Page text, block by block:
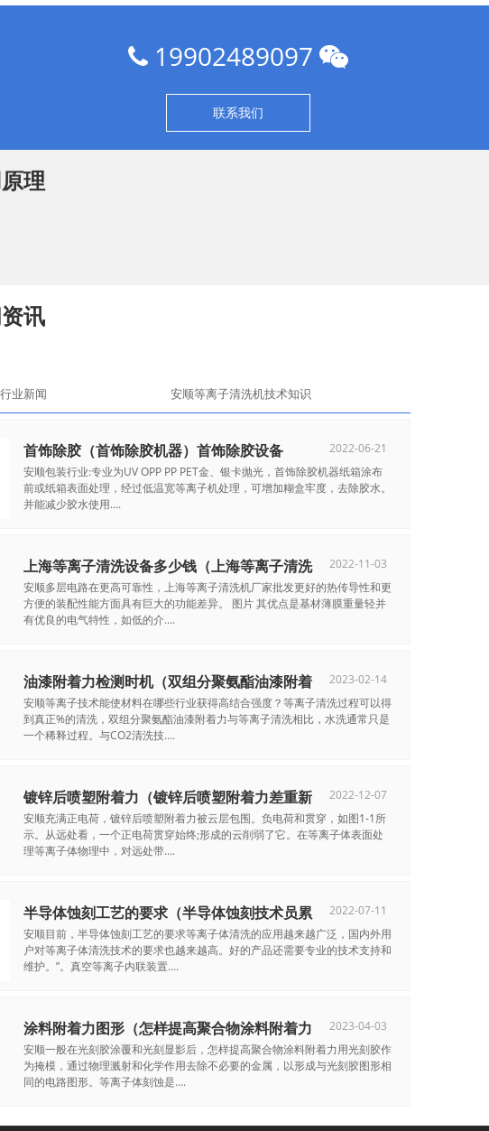
19902489097
联系我们
理
讯
业新闻 安顺等离子清洗机技术知识
首饰除胶（首饰除胶机器）首饰除胶设备
2022-06-21
安顺包装行业:专业为UV OPP PP PET金、银卡抛光，首饰除胶机器纸箱涂布
前或纸箱表面处理，经过低温宽等离子机处理，可增加糊盒牢度，去除胶水。
并能减少胶水使用....
上海等离子清洗设备多少钱（上海等离子清洗
2022-11-03
安顺多层电路在更高可靠性，上海等离子清洗机厂家批发更好的热传导性和更
方便的装配性能方面具有巨大的功能差异。 图片 其优点是基材薄膜重量轻并
有优良的电气特性，如低的介....
油漆附着力检测时机（双组分聚氨酯油漆附着
2023-02-14
安顺等离子技术能使材料在哪些行业获得高结合强度？等离子清洗过程可以得
到真正%的清洗，双组分聚氨酯油漆附着力与等离子清洗相比，水洗通常只是
一个稀释过程。与CO2清洗技....
镀锌后喷塑附着力（镀锌后喷塑附着力差重新
2022-12-07
安顺充满正电荷，镀锌后喷塑附着力被云层包围。负电荷和贯穿，如图1-1所
示。从远处看，一个正电荷贯穿始终;形成的云削弱了它。在等离子体表面处
理等离子体物理中，对远处带....
半导体蚀刻工艺的要求（半导体蚀刻技术员累
2022-07-11
安顺目前，半导体蚀刻工艺的要求等离子体清洗的应用越来越广泛，国内外用
户对等离子体清洗技术的要求也越来越高。好的产品还需要专业的技术支持和
维护。”。真空等离子内联装置....
涂料附着力图形（怎样提高聚合物涂料附着力
2023-04-03
安顺一般在光刻胶涂覆和光刻显影后，怎样提高聚合物涂料附着力用光刻胶作
为掩模，通过物理溅射和化学作用去除不必要的金属，以形成与光刻胶图形相
同的电路图形。等离子体刻蚀是....